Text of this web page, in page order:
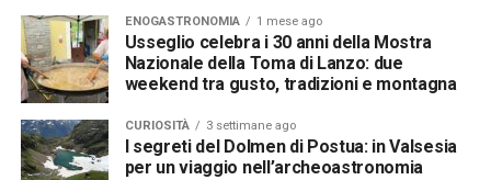
ENOGASTRONOMIA 1 mese ago
Usseglio celebra i 30 anni della Mostra
Nazionale della Toma di Lanzo: due
weekend tra gusto, tradizioni e montagna
CURIOSITÀ 3 settimane ago
I segreti del Dolmen di Postua: in Valsesia
per un viaggio nell’archeoastronomia